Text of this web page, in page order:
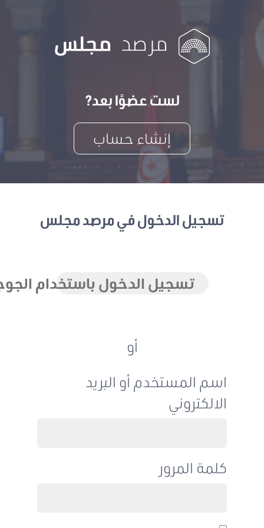
لست عضوًا بعد?
إنشاء حساب
تسجيل الدخول في مرصد مجلس
تسجيل الدخول باستخدام الجوجل
اسم المستخدم أو البريد
الالكتروني
كلمة المرور